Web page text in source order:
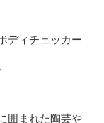
ディチェッカー
囲まれた陶芸や